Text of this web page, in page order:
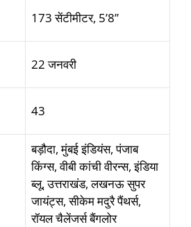
173 सेंटीमीटर, 5’8”
22 जनवरी
43
बड़ौदा, मुंबई इंडियंस, पंजाब
किंग्स, वीबी कांची वीरन्स, इंडिया
ब्लू, उत्तराखंड, लखनऊ सुपर
जायंट्स, सीकेम मदुरै पैंथर्स,
रॉयल चैलेंजर्स बैंगलोर